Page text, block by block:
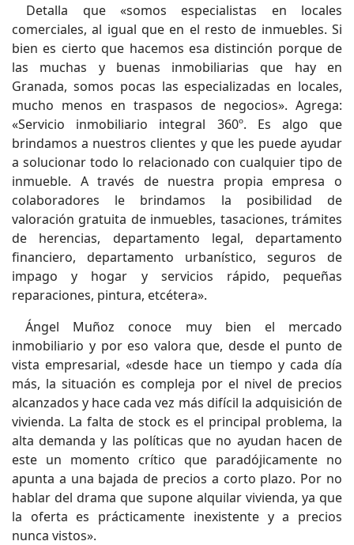
Detalla que «somos especialistas en locales
comerciales, al igual que en el resto de inmuebles. Si
bien es cierto que hacemos esa distinción porque de
las muchas y buenas inmobiliarias que hay en
Granada, somos pocas las especializadas en locales,
mucho menos en traspasos de negocios». Agrega:
«Servicio inmobiliario integral 360º. Es algo que
brindamos a nuestros clientes y que les puede ayudar
a solucionar todo lo relacionado con cualquier tipo de
inmueble. A través de nuestra propia empresa o
colaboradores le brindamos la posibilidad de
valoración gratuita de inmuebles, tasaciones, trámites
de herencias, departamento legal, departamento
financiero, departamento urbanístico, seguros de
impago y hogar y servicios rápido, pequeñas
reparaciones, pintura, etcétera».
Ángel Muñoz conoce muy bien el mercado
inmobiliario y por eso valora que, desde el punto de
vista empresarial, «desde hace un tiempo y cada día
más, la situación es compleja por el nivel de precios
alcanzados y hace cada vez más difícil la adquisición de
vivienda. La falta de stock es el principal problema, la
alta demanda y las políticas que no ayudan hacen de
este un momento crítico que paradójicamente no
apunta a una bajada de precios a corto plazo. Por no
hablar del drama que supone alquilar vivienda, ya que
la oferta es prácticamente inexistente y a precios
nunca vistos».